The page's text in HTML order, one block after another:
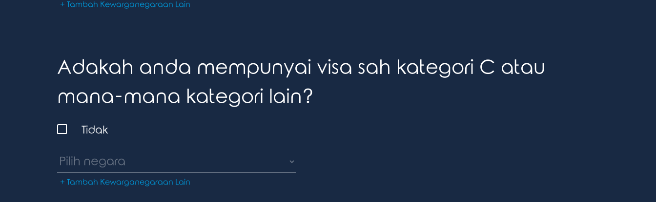
+ Tambah Kewarganegaraan Lain
Adakah anda mempunyai visa sah kategori C atau
mana-mana kategori lain?
Tidak
+ Tambah Kewarganegaraan Lain